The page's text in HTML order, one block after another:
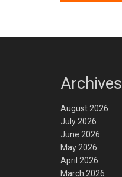
Archives
August 2026
July 2026
June 2026
May 2026
April 2026
March 2026